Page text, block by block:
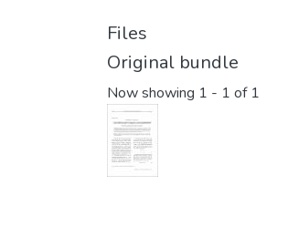
Files
Original bundle
Now showing 1 - 1 of 1